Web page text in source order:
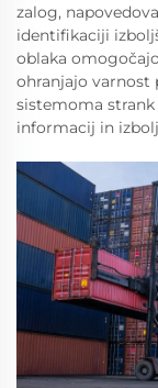
zalog,
identifikaciji
oblaka
ohranjajo varnost
sistemoma
informacij in